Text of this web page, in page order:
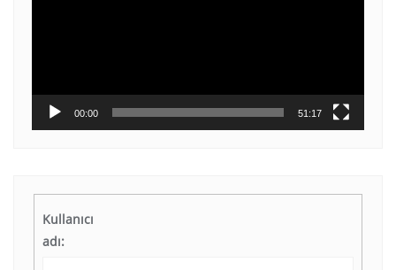
00:00 51:17
Kullanıcı
adı: